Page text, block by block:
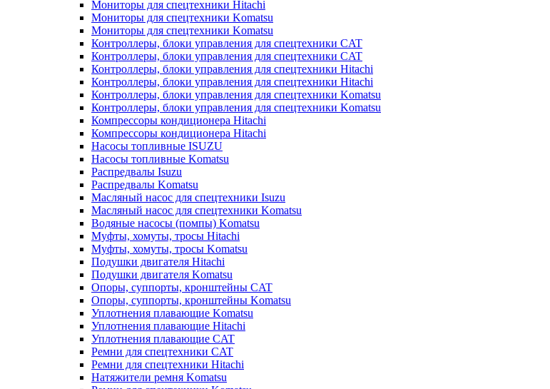
Мониторы для спецтехники Hitachi
Мониторы для спецтехники Komatsu
Мониторы для спецтехники Komatsu
Контроллеры, блоки управления для спецтехники CAT
Контроллеры, блоки управления для спецтехники CAT
Контроллеры, блоки управления для спецтехники Hitachi
Контроллеры, блоки управления для спецтехники Hitachi
Контроллеры, блоки управления для спецтехники Komatsu
Контроллеры, блоки управления для спецтехники Komatsu
Компрессоры кондиционера Hitachi
Компрессоры кондиционера Hitachi
Насосы топливные ISUZU
Насосы топливные Komatsu
Распредвалы Isuzu
Распредвалы Komatsu
Масляный насос для спецтехники Isuzu
Масляный насос для спецтехники Komatsu
Водяные насосы (помпы) Komatsu
Муфты, хомуты, тросы Hitachi
Муфты, хомуты, тросы Komatsu
Подушки двигателя Hitachi
Подушки двигателя Komatsu
Опоры, суппорты, кронштейны CAT
Опоры, суппорты, кронштейны Komatsu
Уплотнения плавающие Komatsu
Уплотнения плавающие Hitachi
Уплотнения плавающие CAT
Ремни для спецтехники CAT
Ремни для спецтехники Hitachi
Натяжители ремня Komatsu